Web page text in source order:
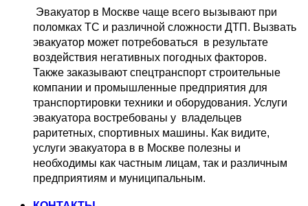
поломках ТС и различной сложности ДТП. Вызвать
эвакуатор может потребоваться  в результате
воздействия негативных погодных факторов.
Также заказывают спецтранспорт строительные
компании и промышленные предприятия для
транспортировки техники и оборудования. Услуги
эвакуатора востребованы у  владельцев
раритетных, спортивных машины. Как видите,
услуги эвакуатора в в Москве полезны и
необходимы как частным лицам, так и различным
предприятиям и муниципальным.